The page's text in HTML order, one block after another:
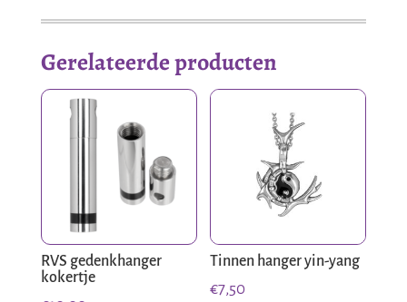
Gerelateerde producten
RVS gedenkhanger
kokertje
Tinnen hanger yin-yang
€7,50